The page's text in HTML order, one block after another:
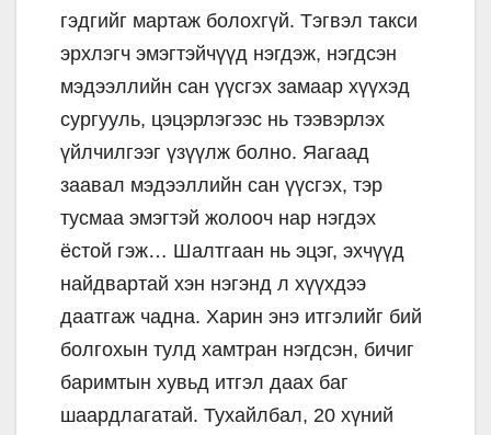
гэдгийг мартаж болохгүй. Тэгвэл такси
эрхлэгч эмэгтэйчүүд нэгдэж, нэгдсэн
мэдээллийн сан үүсгэх замаар хүүхэд
сургууль, цэцэрлэгээс нь тээвэрлэх
үйлчилгээг үзүүлж болно. Яагаад
заавал мэдээллийн сан үүсгэх, тэр
тусмаа эмэгтэй жолооч нар нэгдэх
ёстой гэж… Шалтгаан нь эцэг, эхчүүд
найдвартай хэн нэгэнд л хүүхдээ
даатгаж чадна. Харин энэ итгэлийг бий
болгохын тулд хамтран нэгдсэн, бичиг
баримтын хувьд итгэл даах баг
шаардлагатай. Тухайлбал, 20 хүний